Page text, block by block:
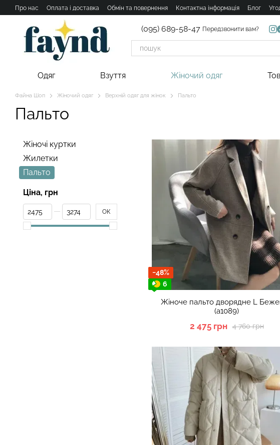
Перейти к основному контенту
Про нас Оплата і доставка Обмін та повернення Контактна інформація Блог
(095) 689-58-47 Передзвонити вам?
Одяг Взуття Жіночий одяг
Файна Шоп Жіночий одяг Верхній одяг для жінок Пальто
Пальто
−48%
6
Жіноче пальто дворядне L
(а1089)
4 760 грн
2 475 грн
Жіночі куртки
Жилетки
Пальто
Ціна, грн
ОК